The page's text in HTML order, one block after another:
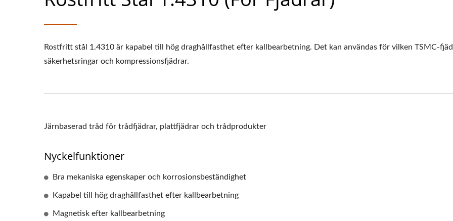
Rostfritt stål 1.4310 är kapabel till hög draghållfasthet efter kallbearbetning. Det kan användas för vilken TSMC-
säkerhetsringar och kompressionsfjädrar.
Järnbaserad tråd för trådfjädrar, plattfjädrar och trådprodukter
Nyckelfunktioner
Bra mekaniska egenskaper och korrosionsbeständighet
Kapabel till hög draghållfasthet efter kallbearbetning
Magnetisk efter kallbearbetning